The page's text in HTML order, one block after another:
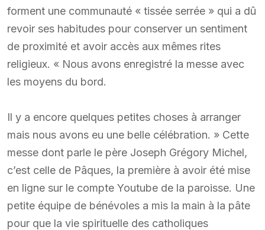
forment une communauté « tissée serrée » qui a dû
revoir ses habitudes pour conserver un sentiment
de proximité et avoir accès aux mêmes rites
religieux. « Nous avons enregistré la messe avec
les moyens du bord.
Il y a encore quelques petites choses à arranger
mais nous avons eu une belle célébration. » Cette
messe dont parle le père Joseph Grégory Michel,
c’est celle de Pâques, la première à avoir été mise
en ligne sur le compte Youtube de la paroisse. Une
petite équipe de bénévoles a mis la main à la pâte
pour que la vie spirituelle des catholiques